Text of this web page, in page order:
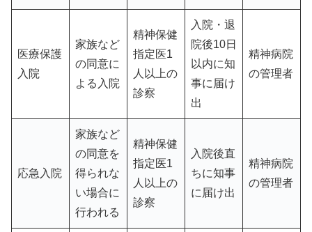
医療保護
入院
家族など
の同意に
よる入院
精神保健
指定医1
人以上の
診察
入院・退
院後10日
以内に知
事に届け
出
精神病院
の管理者
応急入院
家族など
の同意を
得られな
い場合に
行われる
精神保健
指定医1
人以上の
診察
入院後直
ちに知事
に届け出
精神病院
の管理者